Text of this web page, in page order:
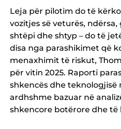
Leja për pilotim do të
vozitjes së veturës,
shtëpi dhe shtyp – do të
disa nga parashikimet që
menaxhimit të riskut,
për vitin 2025. Raporti
shkencës dhe teknologjisë
ardhshme bazuar në
shkencore botërore dhe të